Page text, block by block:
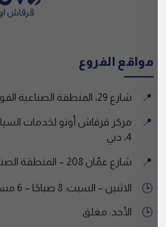
مواقع الفروع
📍 شارع 29، المنطقة الصناعية القوز 4 – دبي
📍
مركز قرقاش أوتو لخدمات
📍 شارع عمّان 208 – المنطقة الصناعية القصيص 4 – دبي
🕒 الاثنين – السبت: 8 صباحًا – 6 مساءً
🕒 الأحد: مغلق